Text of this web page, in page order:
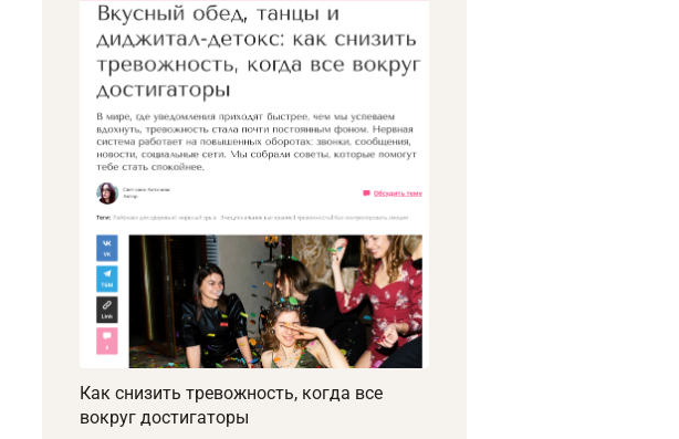
Как снизить тревожность, когда все
вокруг достигаторы